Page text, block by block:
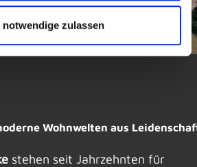
notwendige zulassen
Wohnwelten aus
stehen seit Jahrzehnten für